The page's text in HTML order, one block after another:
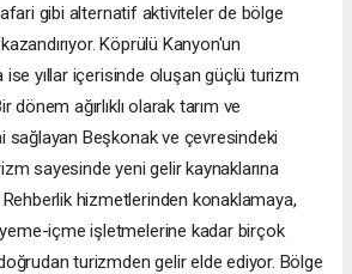
gibi alternatif aktiviteler de bölge
Köprülü Kanyon'un
ise yıllar içerisinde oluşan güçlü turizm
dönem ağırlıklı olarak tarım ve
sağlayan Beşkonak ve çevresindeki
sayesinde yeni gelir kaynaklarına
hizmetlerinden konaklamaya,
içme işletmelerine kadar birçok
turizmden gelir elde ediyor. Bölge